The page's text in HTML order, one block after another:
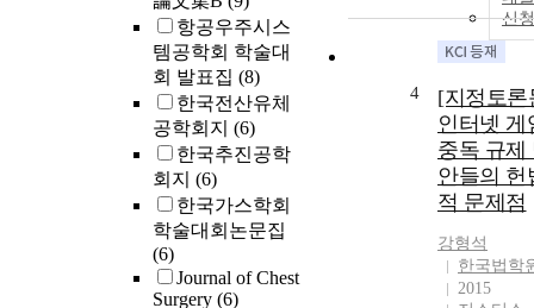
항공우주시스
템공학회 학술대
회 발표집 (8)
한국전산유체
공학회지 (6)
한국추진공학
회지 (6)
한국가스학회
학술대회논문집
(6)
Journal of Chest
Surgery (6)
신청
4
[지정토론
인터넷 게
중독 규제
안들의 헌
적 문제점
강형석
한국법학
2015